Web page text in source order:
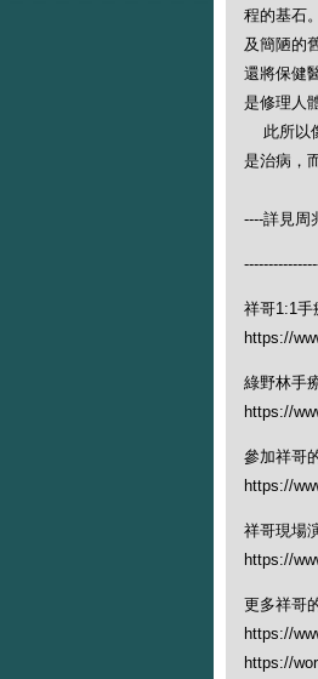
程的基石
及簡陋的
還將保健
是修理人
此所以
是治病，
----詳見周
祥哥1:1手
https://
綠野林手
https://
參加祥哥
https://
祥哥現場
https://
更多祥哥
https://
https://